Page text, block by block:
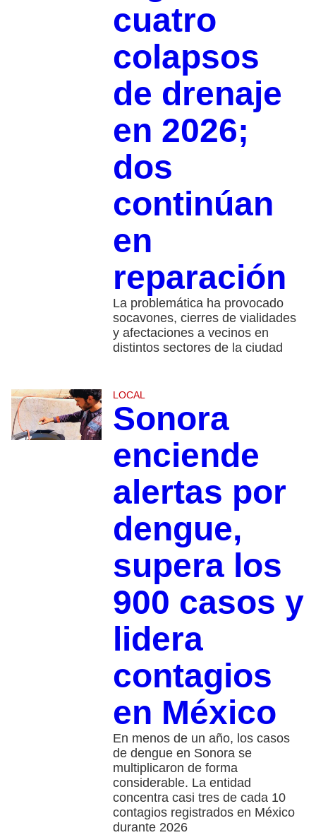
cuatro
colapsos
de drenaje
en 2026;
dos
continúan
en
reparación
La problemática ha provocado
socavones, cierres de vialidades
y afectaciones a vecinos en
distintos sectores de la ciudad
LOCAL
Sonora
enciende
alertas por
dengue,
supera los
900 casos y
lidera
contagios
en México
En menos de un año, los casos
de dengue en Sonora se
multiplicaron de forma
considerable. La entidad
concentra casi tres de cada 10
contagios registrados en México
durante 2026